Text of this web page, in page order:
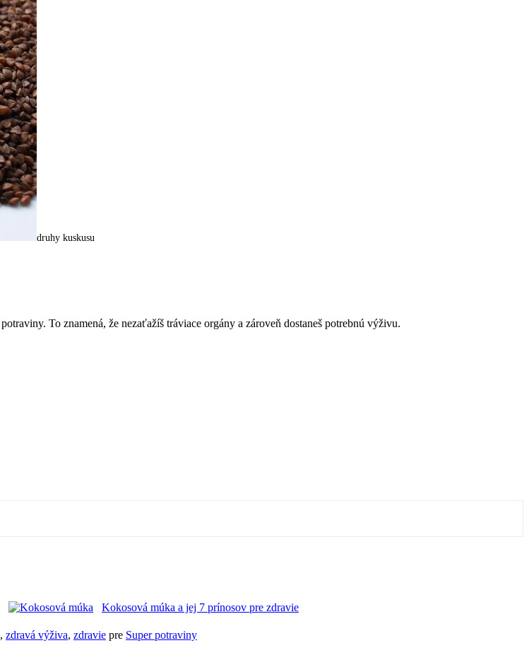
druhy kuskusu
potraviny. To znamená, že nezaťažíš tráviace orgány a zároveň dostaneš potrebnú výživu.
Kokosová múka a jej 7 prínosov pre zdravie
, zdravá výživa, zdravie pre Super potraviny